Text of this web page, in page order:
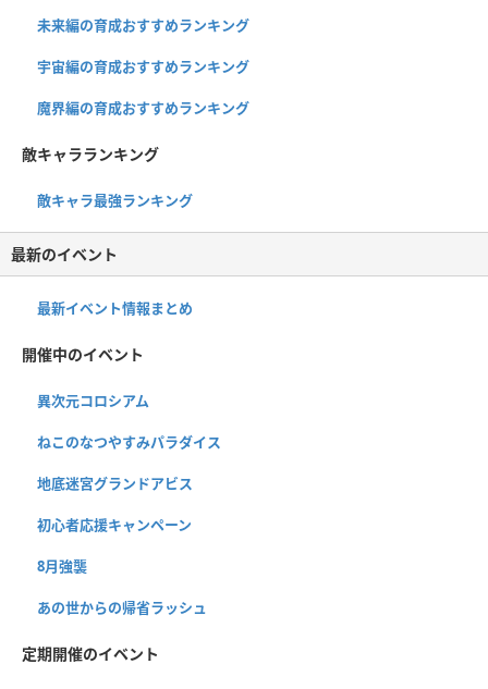
未来編の育成おすすめランキング
宇宙編の育成おすすめランキング
魔界編の育成おすすめランキング
敵キャラランキング
敵キャラ最強ランキング
最新のイベント
最新イベント情報まとめ
開催中のイベント
異次元コロシアム
ねこのなつやすみパラダイス
地底迷宮グランドアビス
初心者応援キャンペーン
8月強襲
あの世からの帰省ラッシュ
定期開催のイベント